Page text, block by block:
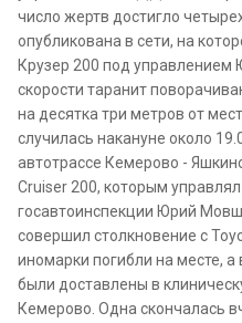
число жертв достигло
опубликована в сети, на
Крузер 200 под
скорости таранит
на десятка три метров от
случилась накануне около
автотрассе Кемерово -
Cruiser 200, которым
госавтоинспекции Юрий
совершил столкновение с
иномарки погибли на месте,
были доставлены в
Кемерово. Одна скончалась